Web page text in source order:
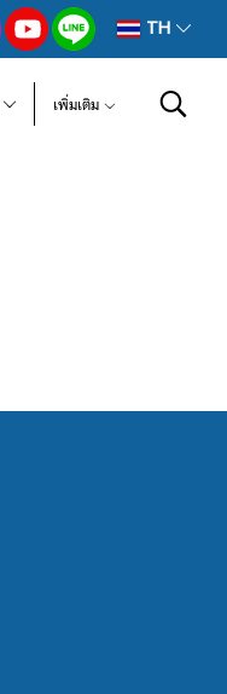
TH
เพิ่มเติม